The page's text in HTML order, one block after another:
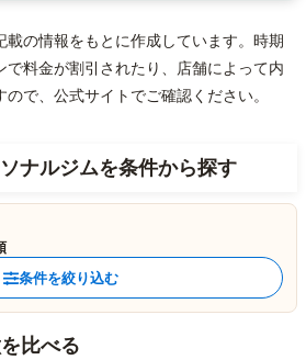
載の情報をもとに作成しています。時期
で料金が割引されたり、店舗によって内
で、公式サイトでご確認ください。
ナルジムを条件から探す
条件を絞り込む
比べる